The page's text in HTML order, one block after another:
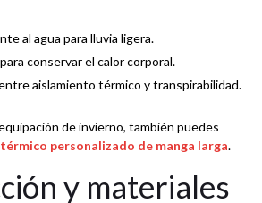
al agua para lluvia ligera.
conservar el calor corporal.
aislamiento térmico y transpirabilidad.
de invierno, también puedes
personalizado de manga larga.
y materiales